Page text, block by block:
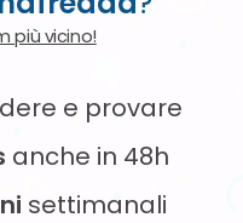
più vicino!
e provare
anche in 48h
settimanali